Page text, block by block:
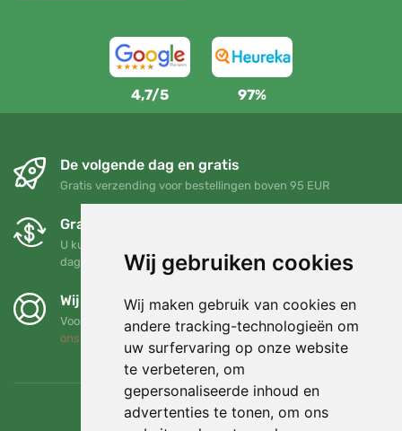
Wij gebruiken cookies
Wij maken gebruik van cookies en
andere tracking-technologieën om
uw surfervaring op onze website
te verbeteren, om
gepersonaliseerde inhoud en
advertenties te tonen, om ons
4,7/5 97%
De volgende dag en gratis
Gratis verzending voor bestellingen boven 95 EUR
Gratis ruilen en retourneren
U kunt uw bestelling op elk gewenst moment binnen 90
dagen retourneren of ruilen
Wij steunen Trees.org
Voor elke bestelling planten we een boom! Lees meer Over
ons